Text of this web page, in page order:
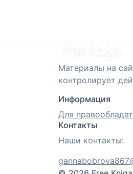
Материалы на
контролирует
Информация
Для
Контакты
Наши контакты: